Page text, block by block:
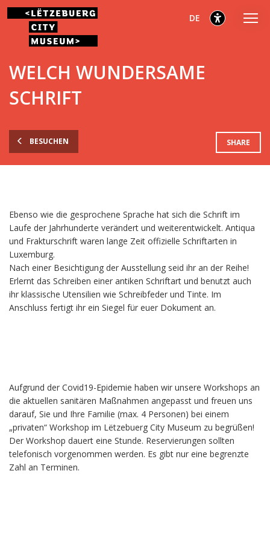
Zum
Hauptmenü
gehen
Zum
Inhalt
gehen
Zur
Fußzeile
gehen
ausgewählt
Deutsch
DE
BESUCHEN
WELCH WUNDERSAME
SCHRIFT
SHARE
Ebenso wie die gesprochene Sprache hat sich die Schrift im
Laufe der Jahrhunderte verändert und weiterentwickelt. Antiqua
und Frakturschrift waren lange Zeit offizielle Schriftarten in
Luxemburg.
Nach einer Besichtigung der Ausstellung seid ihr an der Reihe!
Erlernt das Schreiben einer antiken Schriftart und benutzt auch
ihr klassische Utensilien wie Schreibfeder und Tinte. Im
Anschluss fertigt ihr ein Siegel für euer Dokument an.
Aufgrund der Covid19-Epidemie haben wir unsere Workshops an
die aktuellen sanitären Maßnahmen angepasst und freuen uns
darauf, Sie und Ihre Familie (max. 4 Personen) bei einem
„privaten“ Workshop im Lëtzebuerg City Museum zu begrüßen!
Der Workshop dauert eine Stunde. Reservierungen sollten
telefonisch vorgenommen werden. Es gibt nur eine begrenzte
Zahl an Terminen.